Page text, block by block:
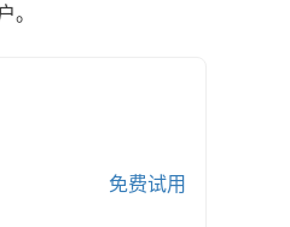
免费试用